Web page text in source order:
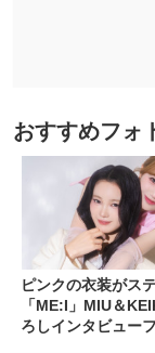
おすすめフォ
ピンクの衣装がス
「ME:I」MIU＆
ろしインタビュー